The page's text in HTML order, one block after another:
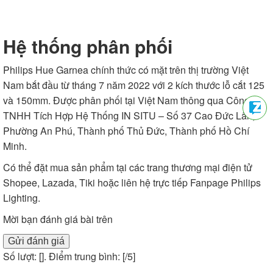
Hệ thống phân phối
Philips Hue Garnea chính thức có mặt trên thị trường Việt
Nam bắt đầu từ tháng 7 năm 2022 với 2 kích thước lỗ cắt 125
và 150mm. Được phân phối tại Việt Nam thông qua Công Ty
TNHH Tích Hợp Hệ Thống IN SITU – Số 37 Cao Đức Lân,
Phường An Phú, Thành phố Thủ Đức, Thành phố Hồ Chí
Minh.
Có thể đặt mua sản phẩm tại các trang thương mại điện tử
Shopee, Lazada, Tiki hoặc liên hệ trực tiếp Fanpage Philips
Lighting.
Mời bạn đánh giá bài trên
Gửi đánh giá
Số lượt: []. Điểm trung bình: [/5]